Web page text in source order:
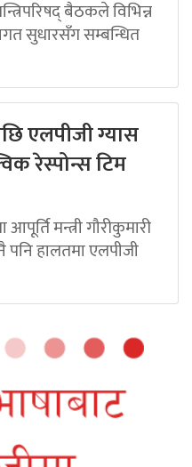
बैठकले विभिन्न
सुधारसँग सम्बन्धित
एलपीजी ग्यास
रेस्पोन्स टिम
मन्त्री गौरीकुमारी
हालतमा एलपीजी